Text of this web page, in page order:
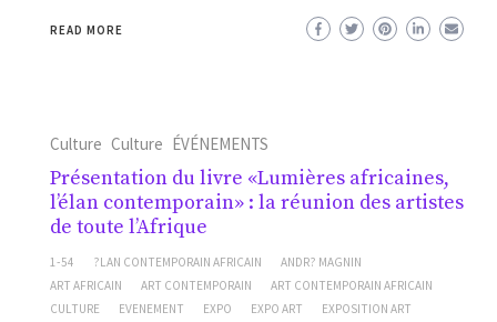
READ MORE
Culture Culture ÉVÉNEMENTS
Présentation du livre «Lumières africaines,
l’élan contemporain» : la réunion des artistes
de toute l’Afrique
1-54 ?LAN CONTEMPORAIN AFRICAIN
ANDR? MAGNIN
ART AFRICAIN
ART CONTEMPORAIN
ART CONTEMPORAIN AFRICAIN
CULTURE
EVENEMENT EXPO EXPO ART
EXPOSITION ART